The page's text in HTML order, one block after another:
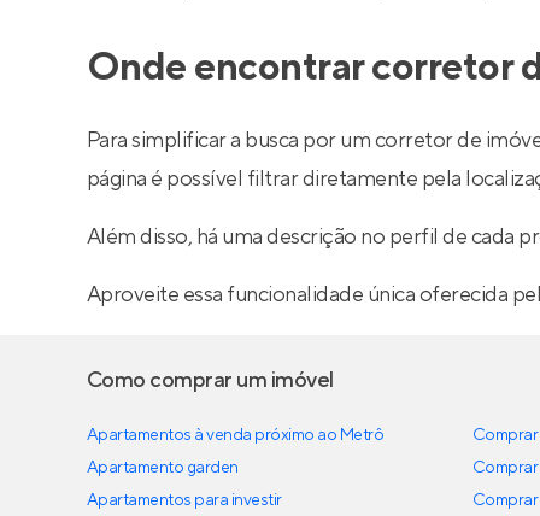
Onde encontrar corretor
Para simplificar a busca por um corretor de
página é possível filtrar diretamente pela
Além disso, há uma descrição no perfil de cada
Aproveite essa funcionalidade única oferecida
Como comprar um imóvel
Apartamentos à venda próximo ao Metrô
Apartamento garden
Apartamentos para investir